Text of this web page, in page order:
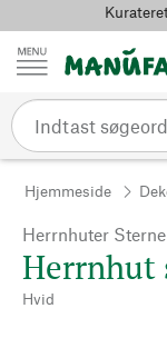
Spring til indhold
Hjemmeside
Herrnhuter Sterne
Herrnhut
Hvid